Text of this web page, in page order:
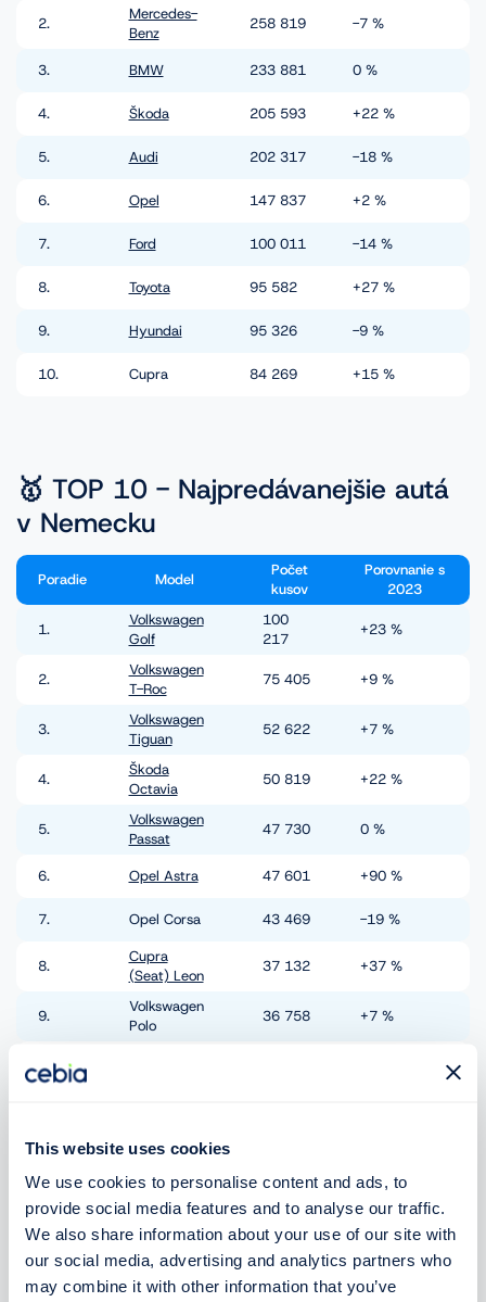
This website uses cookies
We use cookies to personalise content and ads, to
provide social media features and to analyse our traffic.
We also share information about your use of our site with
our social media, advertising and analytics partners who
may combine it with other information that you’ve
2.
Mercedes-
Benz
258 819 -7 %
3. BMW 233 881 0 %
4. Škoda 205 593 +22 %
5. Audi 202 317 -18 %
6. Opel 147 837 +2 %
7. Ford 100 011 -14 %
8. Toyota 95 582 +27 %
9. Hyundai 95 326 -9 %
10. Cupra 84 269 +15 %
🥇 TOP 10 - Najpredávanejšie autá
v Nemecku
Poradie Model
Počet
kusov
Porovnanie s
2023
1.
Volkswagen
Golf
100
217
+23 %
2.
Volkswagen
T-Roc
75 405 +9 %
3.
Volkswagen
Tiguan
52 622 +7 %
4.
Škoda
Octavia
50 819 +22 %
5.
Volkswagen
Passat
47 730 0 %
6. Opel Astra 47 601 +90 %
7. Opel Corsa 43 469 -19 %
8.
Cupra
(Seat) Leon
37 132 +37 %
9.
Volkswagen
Polo
36 758 +7 %
10.
🌍 Predaje v ostatných krajinách